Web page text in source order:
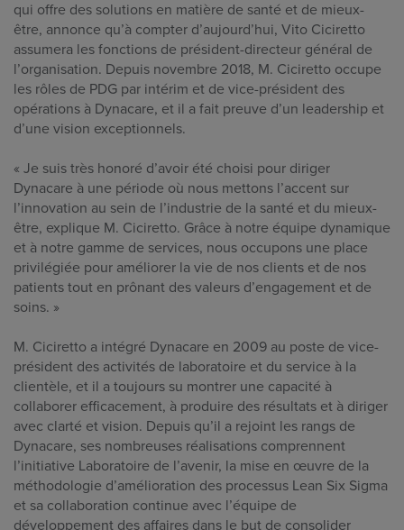
qui offre des solutions en matière de santé et de mieux-
être, annonce qu’à compter d’aujourd’hui, Vito Ciciretto
assumera les fonctions de président-directeur général de
l’organisation. Depuis novembre 2018, M. Ciciretto occupe
les rôles de PDG par intérim et de vice-président des
opérations à Dynacare, et il a fait preuve d’un leadership et
d’une vision exceptionnels.
« Je suis très honoré d’avoir été choisi pour diriger
Dynacare à une période où nous mettons l’accent sur
l’innovation au sein de l’industrie de la santé et du mieux-
être, explique M. Ciciretto. Grâce à notre équipe dynamique
et à notre gamme de services, nous occupons une place
privilégiée pour améliorer la vie de nos clients et de nos
patients tout en prônant des valeurs d’engagement et de
soins. »
M. Ciciretto a intégré Dynacare en 2009 au poste de vice-
président des activités de laboratoire et du service à la
clientèle, et il a toujours su montrer une capacité à
collaborer efficacement, à produire des résultats et à diriger
avec clarté et vision. Depuis qu’il a rejoint les rangs de
Dynacare, ses nombreuses réalisations comprennent
l’initiative Laboratoire de l’avenir, la mise en œuvre de la
méthodologie d’amélioration des processus Lean Six Sigma
et sa collaboration continue avec l’équipe de
développement des affaires dans le but de consolider